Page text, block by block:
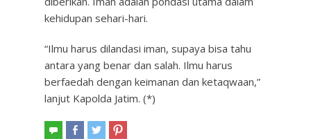
kehidupan sehari-hari.
“Ilmu harus dilandasi iman, supaya bisa tahu
antara yang benar dan salah. Ilmu harus
berfaedah dengan keimanan dan ketaqwaan,”
lanjut Kapolda Jatim. (*)